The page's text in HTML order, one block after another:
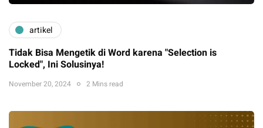
artikel
Tidak Bisa Mengetik di Word karena "Selection is
Locked", Ini Solusinya!
November 20, 2024 2 Mins read